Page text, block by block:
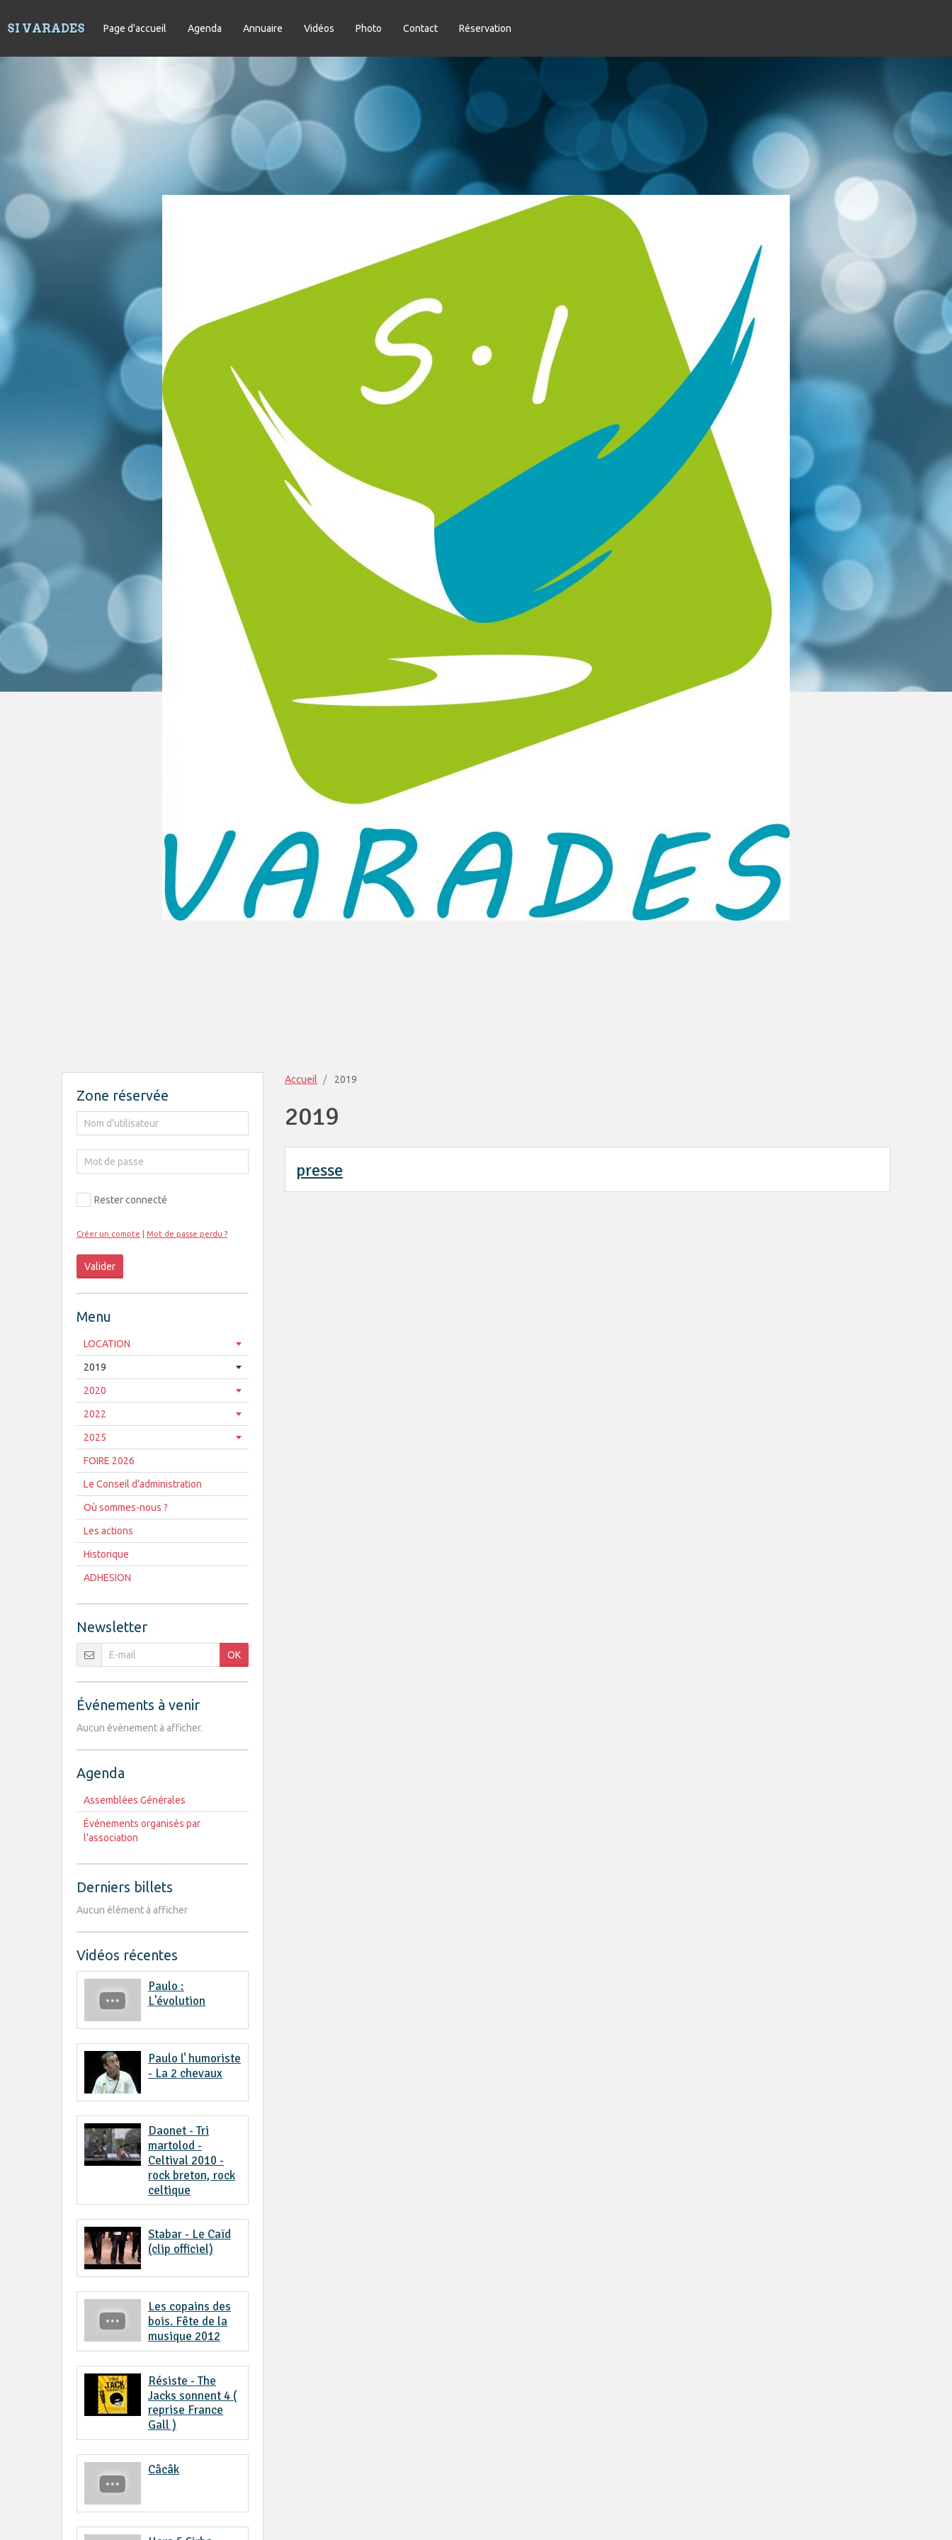
SI VARADES Page d'accueil Agenda Annuaire Vidéos Photo Contact Réservation
Accueil 2019
2019
presse
Zone réservée
Rester connecté
Créer un compte Mot de passe perdu ?
Valider
Menu
LOCATION
2019
2020
2022
2025
FOIRE 2026
Le Conseil d’administration
Où sommes-nous ?
Les actions
Historique
ADHESION
Newsletter
OK
Événements à venir
Aucun évènement à afficher.
Agenda
Assemblées Générales
Événements organisés par
l'association
Derniers billets
Aucun élément à afficher
Vidéos récentes
Paulo :
L'évolution
Paulo l' humoriste
- La 2 chevaux
Daonet - Tri
martolod -
Celtival 2010 -
rock breton, rock
celtique
Stabar - Le Caïd
(clip officiel)
Les copains des
bois. Fête de la
musique 2012
Résiste - The
Jacks sonnent 4 (
reprise France
Gall )
Câcâk